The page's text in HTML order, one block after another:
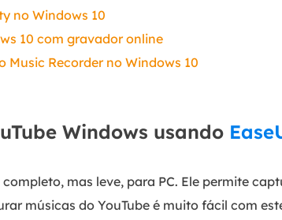
no Windows 10
10 com gravador online
Music Recorder no Windows 10
Windows usando
mas leve, para PC. Ele permite
músicas do YouTube é muito fácil com